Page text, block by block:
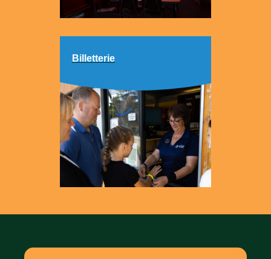
Billetterie